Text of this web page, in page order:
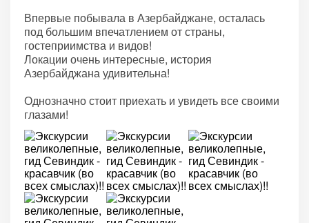
Впервые побывала в Азербайджане, осталась
под большим впечатлением от страны,
гостеприимства и видов!
Локации очень интересные, история
Азербайджана удивительна!
Однозначно стоит приехать и увидеть все своими
глазами!